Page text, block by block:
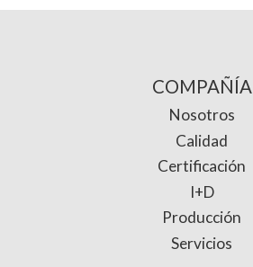
COMPAÑÍA
Nosotros
Calidad
Certificación
I+D
Producción
Servicios